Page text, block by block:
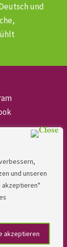
und unseren
akzeptieren"
akzeptieren
und